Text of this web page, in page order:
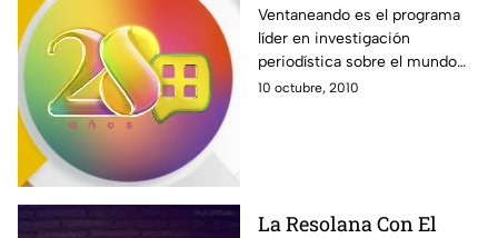
Ventaneando es el programa
líder en investigación
periodística sobre el mundo
del espectáculo. Noticias,
10 octubre, 2010
La Resolana Con El